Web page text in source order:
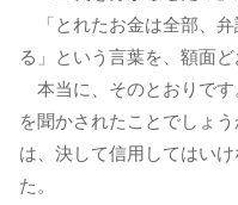
「とれたお金は全部、弁
る」という言葉を、額面
本当に、そのとおりです
を聞かされたことでしょ
は、決して信用してはい
た。